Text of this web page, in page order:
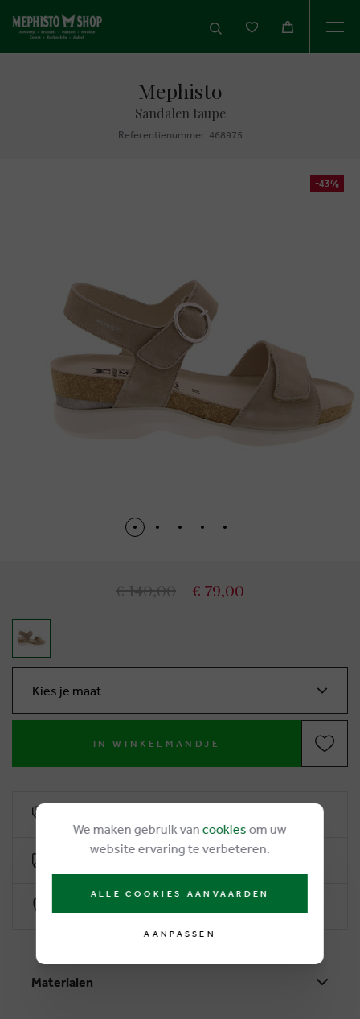
Mephisto
Sandalen taupe
Referentienummer: 468975
-43%
€ 140,00 € 79,00
Kies je maat
IN WINKELMANDJE
Gratis levering vanaf €50
Materialen
We maken gebruik van cookies om uw
website ervaring te verbeteren.
ALLE COOKIES AANVAARDEN
AANPASSEN